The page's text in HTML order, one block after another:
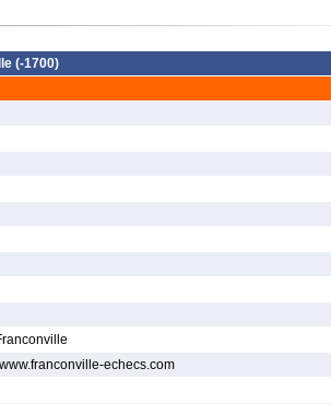
(-1700)
echecs.com